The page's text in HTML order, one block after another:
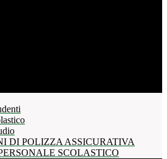
DI POLIZZA ASSICURATIVA
SCOLASTICO